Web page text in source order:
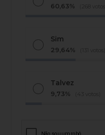
60,63% (268 votos)
Sim
29,64% (131 votos)
Talvez
9,73% (43 votos)